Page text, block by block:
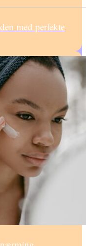
med perfekte